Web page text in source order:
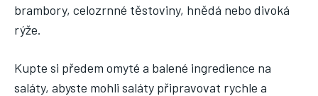
brambory, celozrnné těstoviny, hnědá nebo divoká
rýže.
Kupte si předem omyté a balené ingredience na
saláty, abyste mohli saláty připravovat rychle a